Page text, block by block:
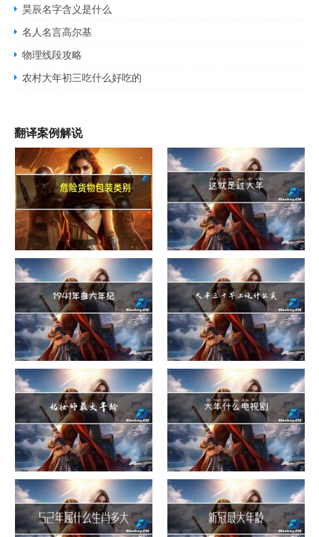
昊辰名字含义是什么
名人名言高尔基
物理线段攻略
农村大年初三吃什么好吃的
翻译案例解说
危险货物包装类别 这就是过大年
1941年多大年纪 大年三十早上吃什么美白
化妆师最大年龄 大年什么电视剧